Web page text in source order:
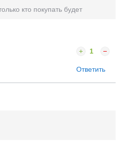
кто покупать будет
1
Ответить